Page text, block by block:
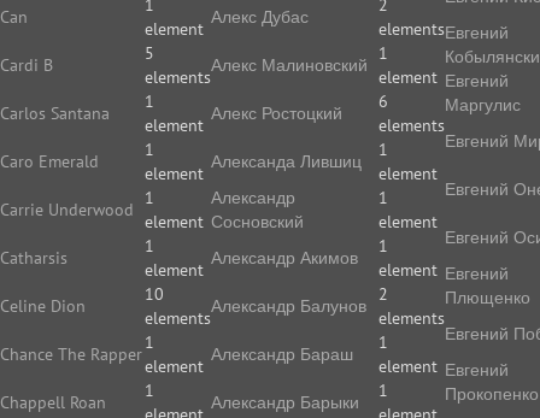
Can
1
element
Cardi B
5
elements
Carlos Santana
1
element
Caro Emerald
1
element
Carrie Underwood
1
element
Catharsis
1
element
Celine Dion
10
elements
Chance The Rapper
1
element
Chappell Roan
1
Алекс Дубас
2
elements
Алекс Малиновский
1
element
Алекс Ростоцкий
6
elements
Александа Лившиц
1
element
Александр
Сосновский
1
element
Александр Акимов
1
element
Александр Балунов
2
elements
Александр Бараш
1
element
Александр Барыки
1
Евгений
Евгений
Маргулис
Евгений
Евгений
Евгений
Евгений
Плющенко
Евгений
Евгений
Прокопенко